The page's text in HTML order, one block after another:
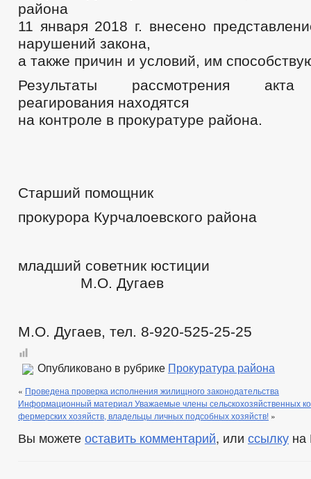
района
11 января 2018 г. внесено
нарушений закона,
а также причин и условий, им
Результаты рассмотрения акта
реагирования находятся
на контроле в прокуратуре района.
Старший помощник
прокурора Курчалоевского района
младший советник
М.О. Дугаев
М.О. Дугаев, тел. 8-920-525-25-25
Опубликовано в рубрике Прокуратура района
« Проведена проверка исполнения жилищного законодательства
Информационный материал Уважаемые члены сельскохозяйственных
фермерских хозяйств, владельцы личных подсобных хозяйств! »
Вы можете оставить комментарий, или ссылку на